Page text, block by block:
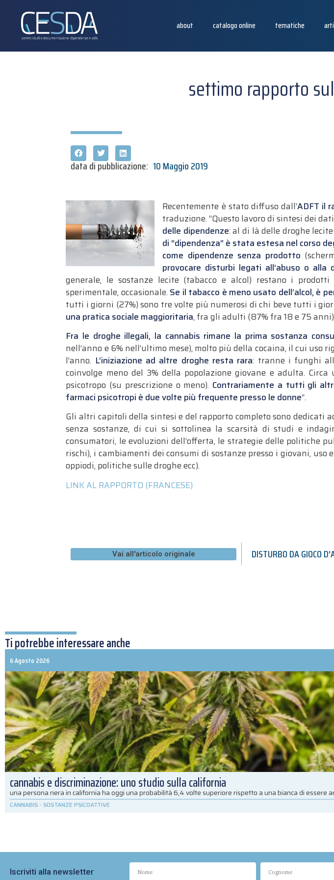
about catalogo online tematiche
settimo rapporto
data di pubblicazione: 10 Maggio 2019
Recentemente è stato diffuso dall’ADFT il
traduzione. “Questo lavoro di sintesi dei
delle dipendenze: al di là delle droghe
di “dipendenza” è stata estesa nel corso
come dipendenze senza prodotto
provocare disturbi legati all’abuso o alla
generale, le sostanze lecite (tabacco e alcol) restano i
sperimentale, occasionale. Se il tabacco è meno usato dell’alcol, è
tutti i giorni (27%) sono tre volte più numerosi di chi beve tutti i
una pratica sociale maggioritaria, fra gli adulti (87% fra 18 e 75
Fra le droghe illegali, la cannabis rimane la prima sostanza
nell’anno e 6% nell’ultimo mese), molto più della cocaina, il cui uso
l’anno. L’iniziazione ad altre droghe resta rara: tranne i funghi
coinvolge meno del 3% della popolazione giovane e adulta.
psicotropo (su prescrizione o meno). Contrariamente a tutti gli
farmaci psicotropi è due volte più frequente presso le donne“.
Gli altri capitoli della sintesi e del rapporto completo sono dedicati
senza sostanze, di cui si sottolinea la scarsità di studi e
consumatori, le evoluzioni dell’offerta, le strategie delle politiche
rischi), i cambiamenti dei consumi di sostanze presso i giovani,
oppiodi, politiche sulle droghe ecc).
LINK AL RAPPORTO (FRANCESE)
Vai all'articolo originale DISTURBO DA GIOCO
Ti potrebbe interessare anche
6 Agosto 2026
cannabis e discriminazione: uno studio sulla california
una persona nera in california ha oggi una probabilità 6,4 volte superiore rispetto a una bianca di essere
CANNABIS - SOSTANZE PSICOATTIVE
Iscriviti alla newsletter